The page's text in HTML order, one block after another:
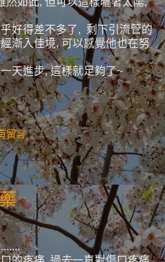
好得差不多了, 剩下引流管的
漸入佳境, 可以感覺他也在努
天進步, 這樣就足夠了~
留言: